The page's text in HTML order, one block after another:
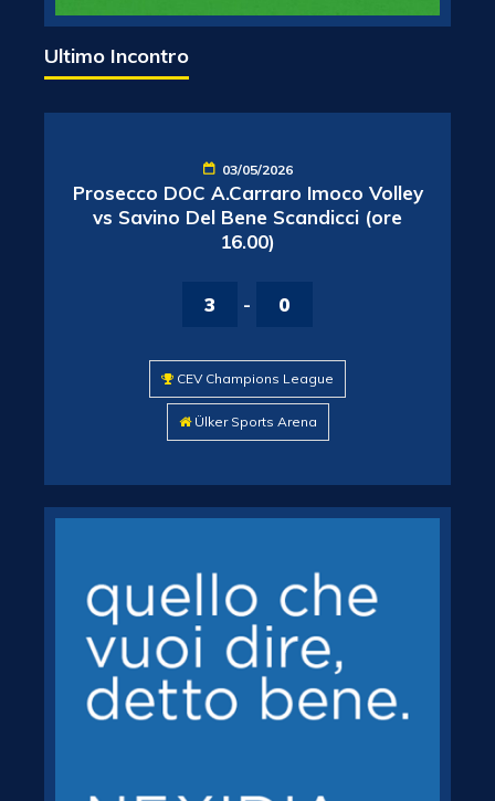
Ultimo Incontro
03/05/2026
Prosecco DOC A.Carraro Imoco Volley
vs Savino Del Bene Scandicci (ore
16.00)
3 - 0
CEV Champions League
Ülker Sports Arena